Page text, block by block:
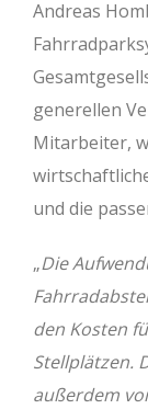
Andreas
generellen
Mitarbeiter,
und die
„Die
den Kosten
Stellplätzen.
außerdem